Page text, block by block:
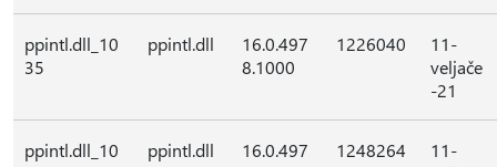
ppintl.dll_10
35
ppintl.dll
16.0.497
8.1000
1226040
11-
veljače
-21
ppintl.dll_10
ppintl.dll
16.0.497
1248264
11-